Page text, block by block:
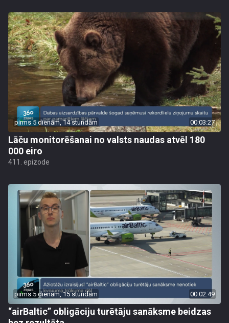
pirms 5 dienām, 14 stundām 00:03:27
Lāču monitorēšanai no valsts naudas atvēl 180
000 eiro
411. epizode
pirms 5 dienām, 15 stundām 00:02:49
“airBaltic” obligāciju turētāju sanāksme beidzas